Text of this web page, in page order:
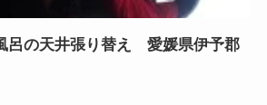
の天井張り替え 愛媛県伊予郡